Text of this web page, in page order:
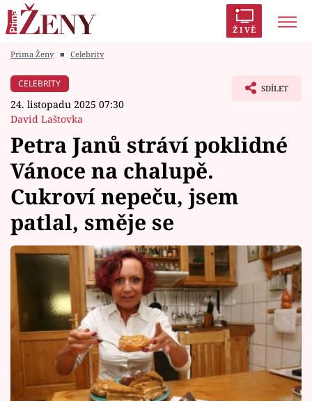
ŽIVĚ
Módní alarm
Témata
Celebrity
Vztahy
Horoskopy
Sledujte prima+
Filmový festival Karlovy Vary
Prima Ženy ■ Celebrity
CELEBRITY
24. listopadu 2025 07:30
David Laštovka
SDÍLET
Petra Janů stráví poklidné
Vánoce na chalupě.
Cukroví nepeču, jsem
patlal, směje se